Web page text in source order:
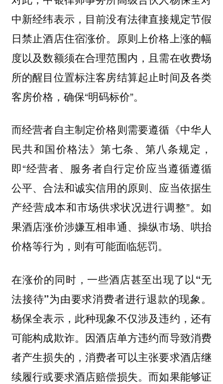
中新经纬表示，目前没有法律直接规定节假
日禁止酒店住宿涨价。原则上价格上涨的幅
度以及数额须在合理范围内，且需在收费场
所的醒目位置标注客房结算起止时间及各类
客房价格，确保“明码标价”。
而经营者自主制定价格则需要遵循《中华人
民共和国价格法》第七条、第八条规定，
即“经营者、服务者自行定价应当遵循遵循
公平、合法和诚实信用的原则、应当依据生
产经营成本和市场供求状况进行调整”。如
果酒店涨价涉嫌互相串通、操纵市场、哄抬
价格等行为，则有可能面临惩罚。
在涨价的同时，一些酒店甚至出现了以“无
法接待”为由要求消费者进行退款的现象。
杨保全表示，此种现象不仅涉及违约，还有
可能构成欺诈。 因酒店单方违约而导致消费
者产生损失的，消费者可以主张要求酒店继
续履行或要求酒店赔偿损失。而如果能够证